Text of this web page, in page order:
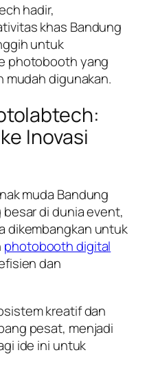
hadir,
khas Bandung
untuk
photobooth yang
mudah digunakan.
Inovasi
muda Bandung
di dunia event,
dikembangkan untuk
photobooth digital
dan
kreatif dan
pesat, menjadi
ide ini untuk